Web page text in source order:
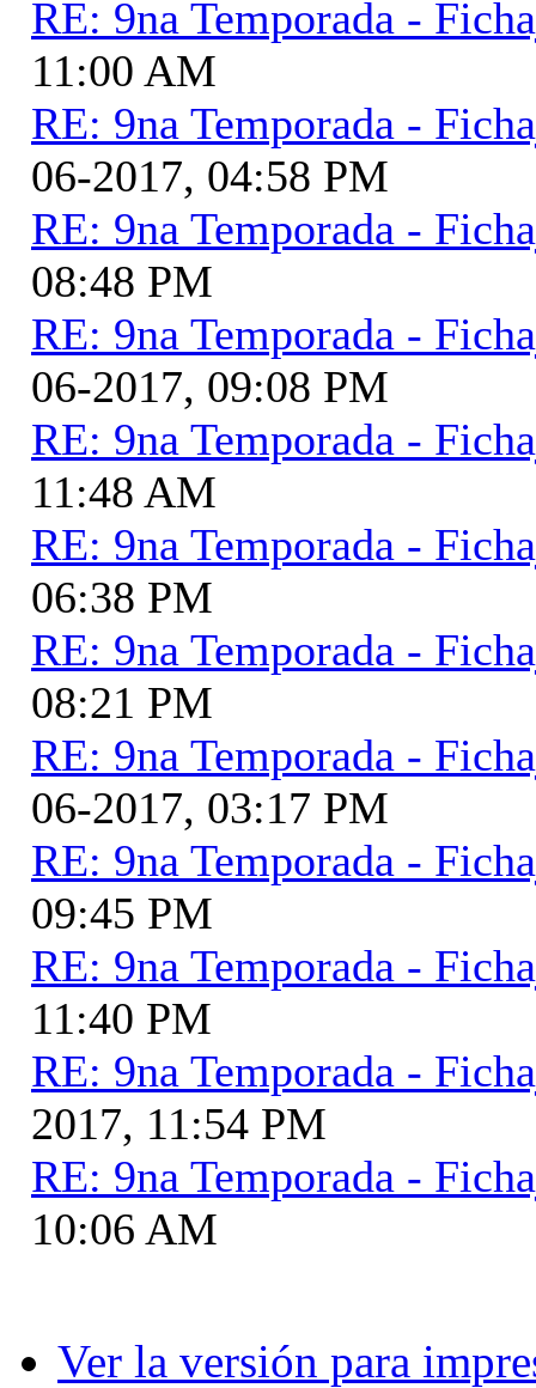
RE: 9na Temporada -
11:00 AM
RE: 9na Temporada -
06-2017, 04:58 PM
RE: 9na Temporada -
08:48 PM
RE: 9na Temporada -
06-2017, 09:08 PM
RE: 9na Temporada -
11:48 AM
RE: 9na Temporada -
06:38 PM
RE: 9na Temporada -
08:21 PM
RE: 9na Temporada -
06-2017, 03:17 PM
RE: 9na Temporada -
09:45 PM
RE: 9na Temporada -
11:40 PM
RE: 9na Temporada -
2017, 11:54 PM
RE: 9na Temporada -
10:06 AM
Ver la versión para